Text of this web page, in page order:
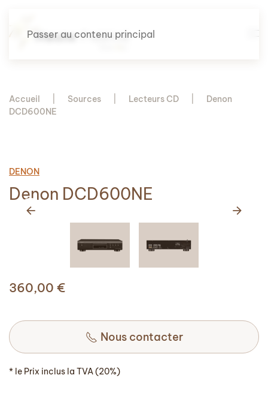
Passer au contenu principal
Accueil Sources Lecteurs CD
Denon
DCD600NE
DENON
Denon DCD600NE
360,00 €
Nous contacter
* le Prix inclus la TVA (20%)